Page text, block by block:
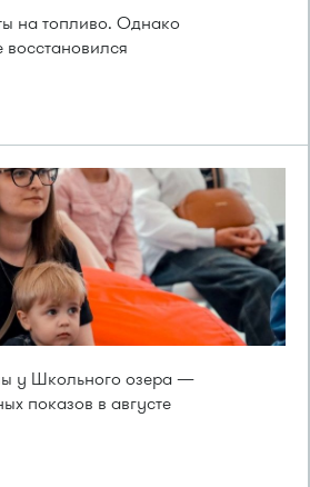
на топливо. Однако
у Школьного озера —
показов в августе